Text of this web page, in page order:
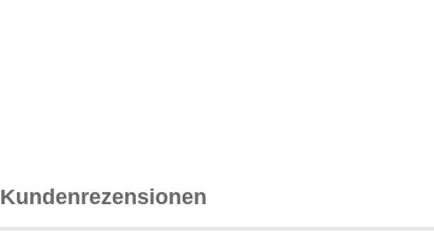
Kundenrezensionen